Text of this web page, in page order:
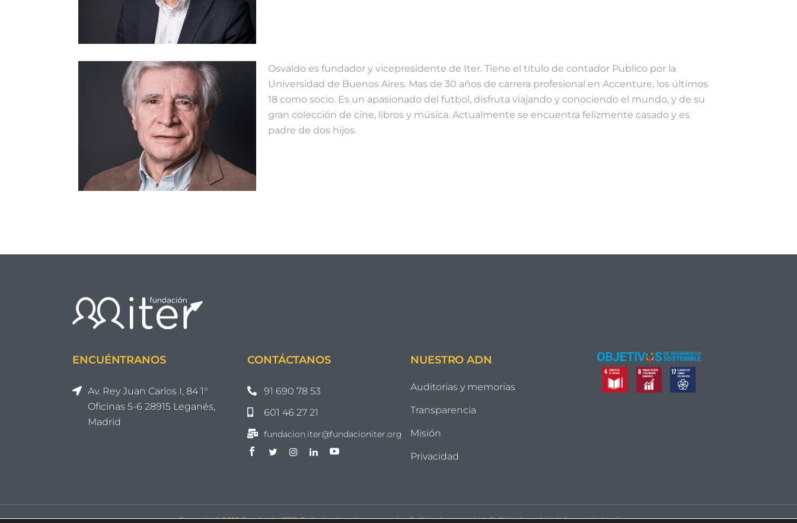
Osvaldo es fundador y vicepresidente de Iter. Tiene el título de contador Publico por la
Universidad de Buenos Aires. Mas de 30 años de carrera profesional en Accenture, los últimos
18 como socio. Es un apasionado del futbol, disfruta viajando y conociendo el mundo, y de su
gran colección de cine, libros y música. Actualmente se encuentra felizmente casado y es
padre de dos hijos.
ENCUÉNTRANOS
Av. Rey Juan Carlos I, 84 1°
Oficinas 5-6 28915 Leganés,
Madrid
CONTÁCTANOS
91 690 78 53
601 46 27 21
fundacion.iter@fundacioniter.org
NUESTRO ADN
Auditorias y memorias
Transparencia
Misión
Privacidad
Copyright © 2025 Fundación ITER. Todos los derechos reservados.Política de privacidad.Política de cookies.Información legal